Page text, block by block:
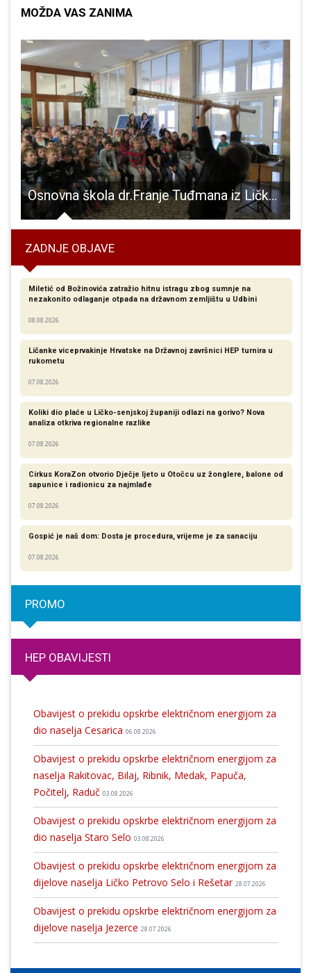
MOŽDA VAS ZANIMA
Osnovna škola dr.Franje Tuđmana iz Ličkog osika dio projekta Zagrebačke filharmonije. Mali Osičani oduševljeni zvukom koji proizvode i instrumenti koji to i nisu!!!
ZADNJE OBJAVE
Miletić od Božinovića zatražio hitnu istragu zbog sumnje na
nezakonito odlaganje otpada na državnom zemljištu u Udbini
08.08.2026
Ličanke viceprvakinje Hrvatske na Državnoj završnici HEP turnira u
rukometu
07.08.2026
Koliki dio plaće u Ličko-senjskoj županiji odlazi na gorivo? Nova
analiza otkriva regionalne razlike​
07.08.2026
Cirkus KoraZon otvorio Dječje ljeto u Otočcu uz žonglere, balone od
sapunice i radionicu za najmlađe
07.08.2026
Gospić je naš dom: Dosta je procedura, vrijeme je za sanaciju
07.08.2026
PROMO
HEP OBAVIJESTI
Obavijest o prekidu opskrbe električnom energijom za
dio naselja Cesarica 06.08.2026
Obavijest o prekidu opskrbe električnom energijom za
naselja Rakitovac, Bilaj, Ribnik, Medak, Papuča,
Počitelj, Raduč 03.08.2026
Obavijest o prekidu opskrbe električnom energijom za
dio naselja Staro Selo 03.08.2026
Obavijest o prekidu opskrbe električnom energijom za
dijelove naselja Ličko Petrovo Selo i Rešetar 28.07.2026
Obavijest o prekidu opskrbe električnom energijom za
dijelove naselja Jezerce 28.07.2026